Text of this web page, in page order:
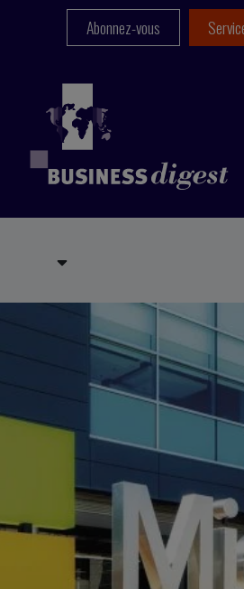
Abonnez-vous